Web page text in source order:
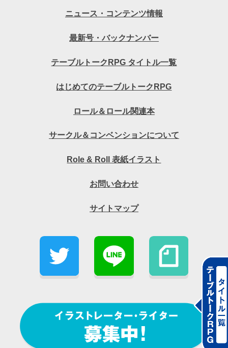
ニュース・コンテンツ情報
最新号・バックナンバー
テーブルトークRPG タイトル一覧
はじめてのテーブルトークRPG
ロール＆ロール関連本
サークル＆コンベンションについて
Role & Roll 表紙イラスト
お問い合わせ
サイトマップ